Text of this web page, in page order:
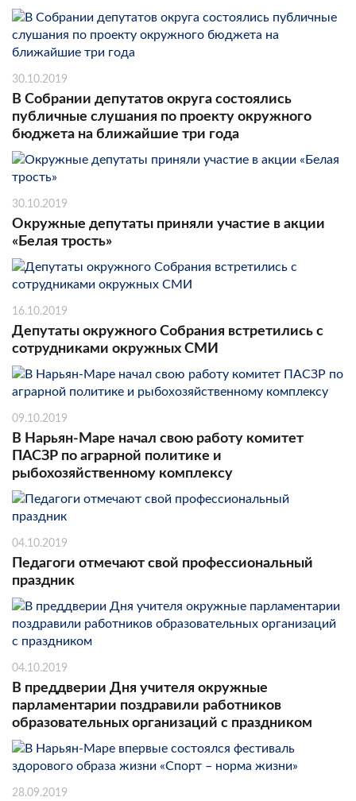
30.10.2019
В Собрании депутатов округа состоялись
публичные слушания по проекту окружного
бюджета на ближайшие три года
30.10.2019
Окружные депутаты приняли участие в акции
«Белая трость»
16.10.2019
Депутаты окружного Собрания встретились с
сотрудниками окружных СМИ
09.10.2019
В Нарьян-Маре начал свою работу комитет
ПАСЗР по аграрной политике и
рыбохозяйственному комплексу
04.10.2019
Педагоги отмечают свой профессиональный
праздник
04.10.2019
В преддверии Дня учителя окружные
парламентарии поздравили работников
образовательных организаций с праздником
28.09.2019